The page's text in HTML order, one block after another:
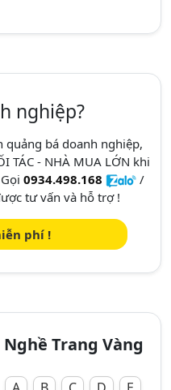
nghiệp?
quảng bá doanh nghiệp,
TÁC - NHÀ MUA LỚN khi
0934.498.168
/
tư vấn và hỗ trợ !
phí !
Trang Vàng